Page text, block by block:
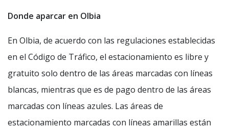
Donde aparcar en Olbia
En Olbia, de acuerdo con las regulaciones establecidas
en el Código de Tráfico, el estacionamiento es libre y
gratuito solo dentro de las áreas marcadas con líneas
blancas, mientras que es de pago dentro de las áreas
marcadas con líneas azules. Las áreas de
estacionamiento marcadas con líneas amarillas están